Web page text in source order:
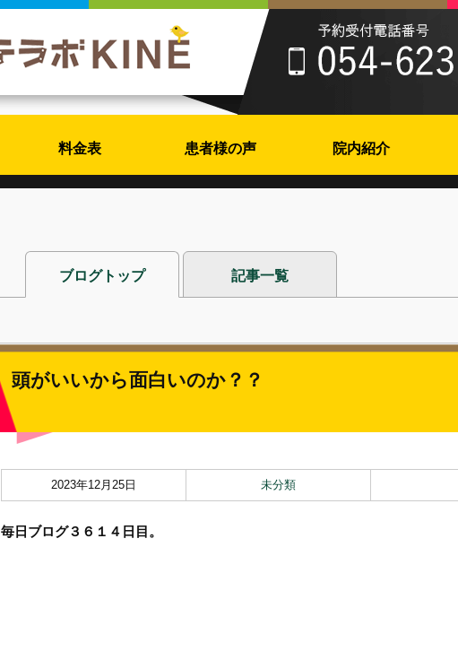
料金表 患者様の声 院内紹介
ブログトップ 記事一覧
頭がいいから面白いのか？？
2023年12月25日 未分類
毎日ブログ３６１４ 日目。